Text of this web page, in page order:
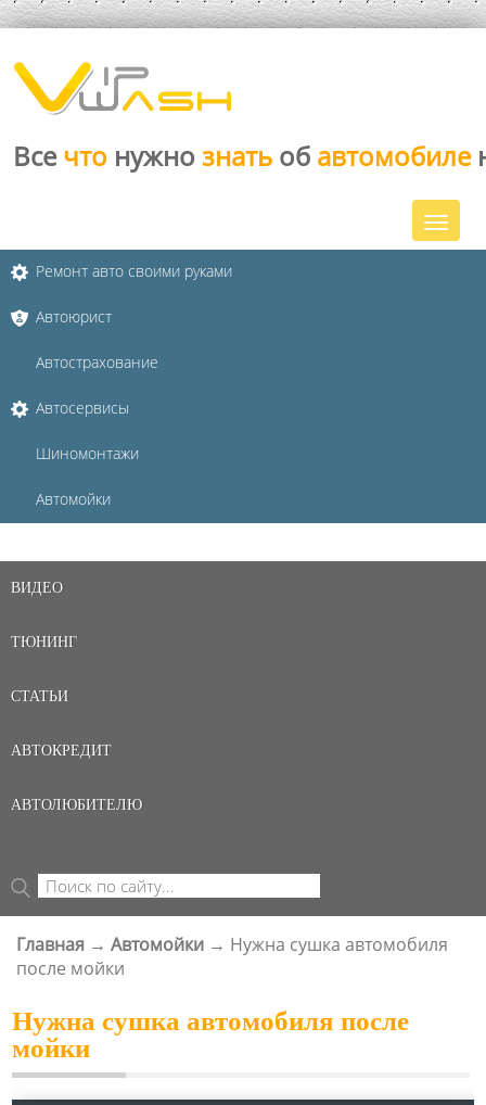
Все что нужно знать об автомобиле
Ремонт авто своими руками
Автоюрист
Автострахование
Автосервисы
Шиномонтажи
Автомойки
ВИДЕО
ТЮНИНГ
СТАТЬИ
АВТОКРЕДИТ
АВТОЛЮБИТЕЛЮ
ФОРМА ПОИСКА
Поиск
ВЫ ЗДЕСЬ
Главная → Автомойки → Нужна сушка автомобиля
после мойки
Нужна сушка автомобиля после
мойки